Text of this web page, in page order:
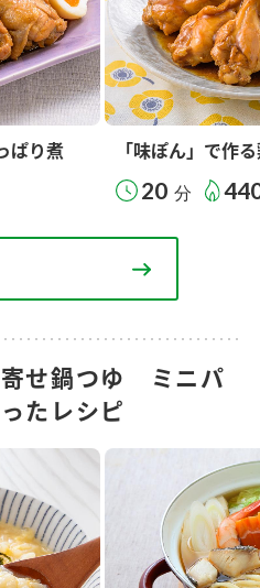
ぱり煮 「味ぽん」で作
20 分
せ鍋つゆ ミニパ
たレシピ